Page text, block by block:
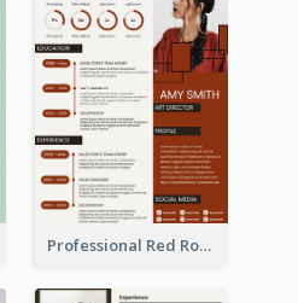
Professional Red Rouge Resume